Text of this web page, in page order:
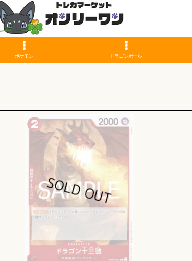
ポケモン ドラゴンボール